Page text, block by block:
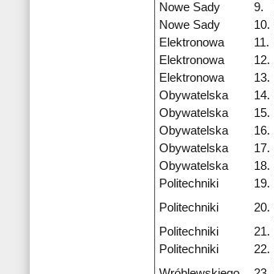
Nowe Sady
9.
Nowe Sady
10.
Elektronowa
11.
Elektronowa
12.
Elektronowa
13.
Obywatelska
14.
Obywatelska
15.
Obywatelska
16.
Obywatelska
17.
Obywatelska
18.
Politechniki
19.
Politechniki
20.
Politechniki 21.
Politechniki
22.